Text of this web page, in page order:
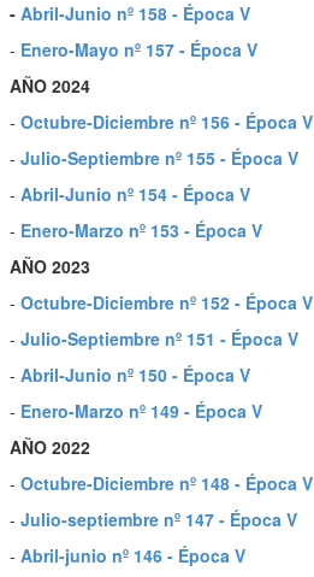
- Abril-Junio nº 158 - Época V
- Enero-Mayo nº 157 - Época V
AÑO 2024
- Octubre-Diciembre nº 156 - Época V
- Julio-Septiembre nº 155 - Época V
- Abril-Junio nº 154 - Época V
- Enero-Marzo nº 153 - Época V
AÑO 2023
- Octubre-Diciembre nº 152 - Época V
- Julio-Septiembre nº 151 - Época V
- Abril-Junio nº 150 - Época V
- Enero-Marzo nº 149 - Época V
AÑO 2022
- Octubre-Diciembre nº 148 - Época V
- Julio-septiembre nº 147 - Época V
- Abril-junio nº 146 - Época V